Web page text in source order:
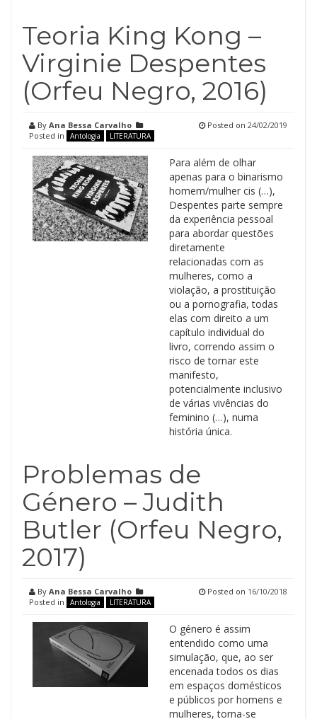
Teoria King Kong –
Virginie Despentes
(Orfeu Negro, 2016)
By Ana Bessa Carvalho
Posted in
Antologia LITERATURA
Posted on 24/02/2019
Para além de olhar
apenas para o binarismo
homem/mulher cis (…),
Despentes parte sempre
da experiência pessoal
para abordar questões
diretamente
relacionadas com as
mulheres, como a
violação, a prostituição
ou a pornografia, todas
elas com direito a um
capítulo individual do
livro, correndo assim o
risco de tornar este
manifesto,
potencialmente inclusivo
de várias vivências do
feminino (…), numa
história única.
Problemas de
Género – Judith
Butler (Orfeu Negro,
2017)
By Ana Bessa Carvalho
Posted in
Antologia LITERATURA
Posted on 16/10/2018
O género é assim
entendido como uma
simulação, que, ao ser
encenada todos os dias
em espaços domésticos
e públicos por homens e
mulheres, torna-se